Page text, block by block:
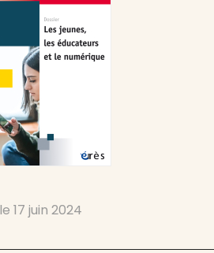
17 juin 2024